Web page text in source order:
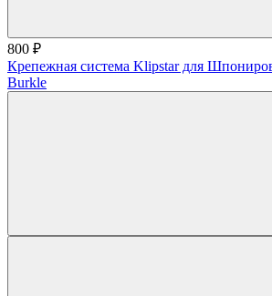
800 ₽
Крепежная система Klipstar для
Burkle